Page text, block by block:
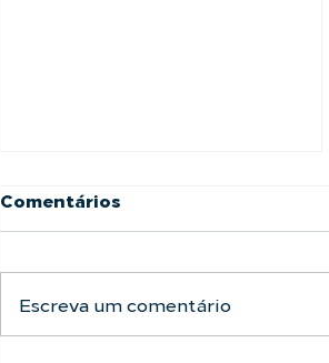
Comentários
Escreva um comentário